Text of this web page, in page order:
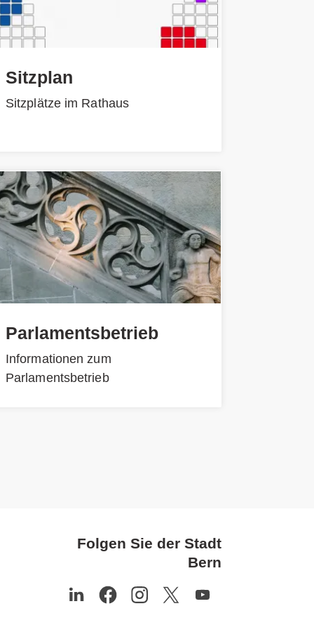
Sitzplan
Sitzplätze im Rathaus
Parlamentsbetrieb
Informationen zum
Parlamentsbetrieb
Folgen Sie der Stadt
Bern